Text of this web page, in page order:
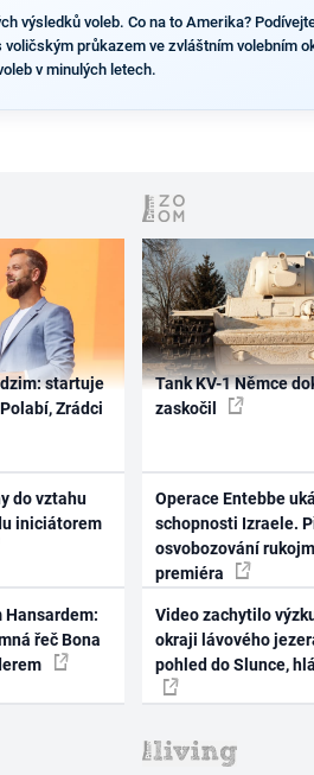
výsledků voleb. Co na to Amerika?
průkazem ve zvláštním volebním
v minulých letech.
startuje
Zrádci
do vztahu
iniciátorem
Hansardem:
řeč Bona
Tank KV-1 Němce
zaskočil
Operace Entebbe
schopnosti Izraele.
osvobozování
premiéra
Video zachytilo
okraji lávového
pohled do Slunce,